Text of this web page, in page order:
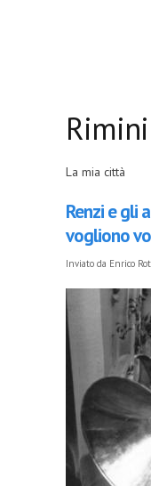
Rimini
La mia città
Renzi e gli
vogliono
Inviato da Enrico